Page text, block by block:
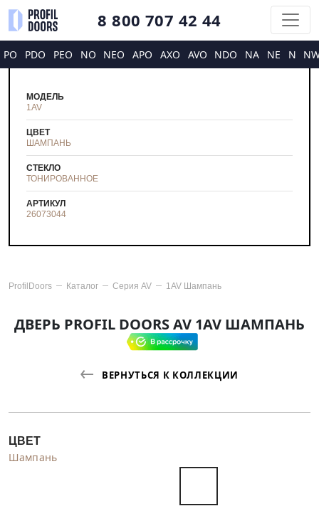
8 800 707 42 44
PO PDO PEO NO NEO APO AXO AVO NDO NA NE N
МОДЕЛЬ
1AV
ЦВЕТ
ШАМПАНЬ
СТЕКЛО
ТОНИРОВАННОЕ
АРТИКУЛ
26073044
ProfilDoors Каталог Серия AV 1AV Шампань
ДВЕРЬ PROFIL DOORS AV 1AV ШАМПАНЬ
ВЕРНУТЬСЯ К КОЛЛЕКЦИИ
ЦВЕТ
Шампань